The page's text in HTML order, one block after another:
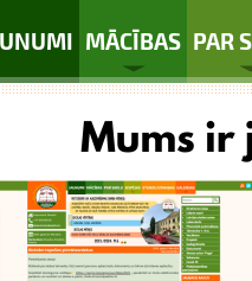
MĀCĪBAS PAR